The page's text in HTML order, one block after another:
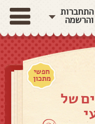
התחברות
והרשמה
חפשי
מתכון
של